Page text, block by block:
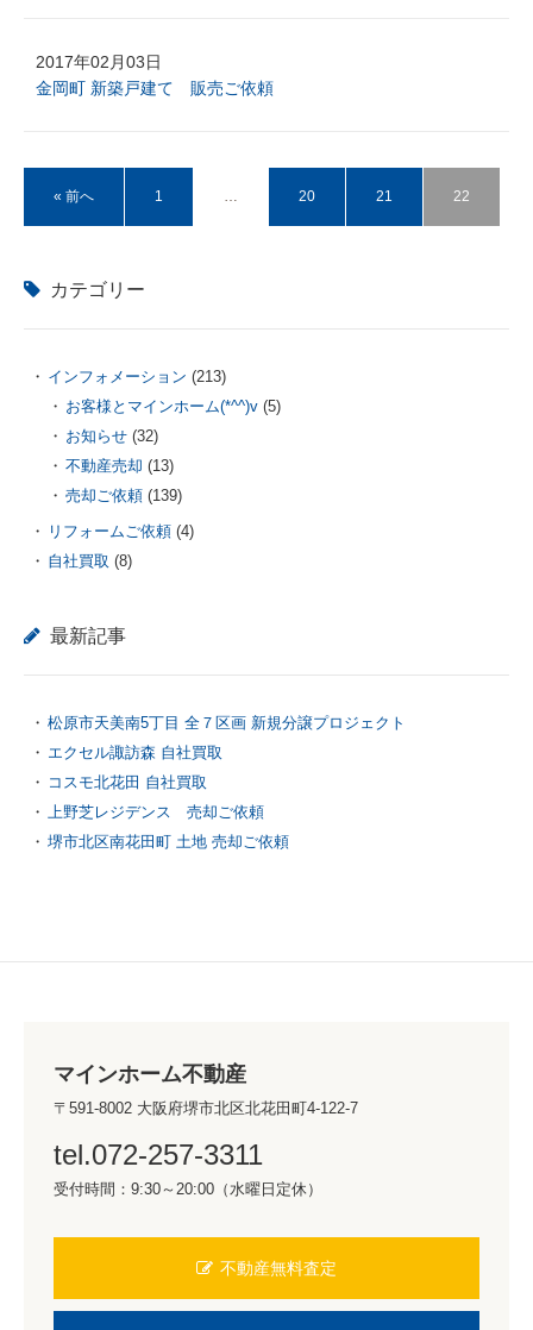
2017年02月03日
金岡町 新築戸建て 販売ご依頼
« 前へ 1 … 20 21 22
カテゴリー
インフォメーション (213)
お客様とマインホーム(*^^)v (5)
お知らせ (32)
不動産売却 (13)
売却ご依頼 (139)
リフォームご依頼 (4)
自社買取 (8)
最新記事
松原市天美南5丁目 全７区画 新規分譲プロジェクト
エクセル諏訪森 自社買取
コスモ北花田 自社買取
上野芝レジデンス 売却ご依頼
堺市北区南花田町 土地 売却ご依頼
マインホーム不動産
〒591-8002 大阪府堺市北区北花田町4-122-7
tel.072-257-3311
受付時間：9:30～20:00（水曜日定休）
不動産無料査定